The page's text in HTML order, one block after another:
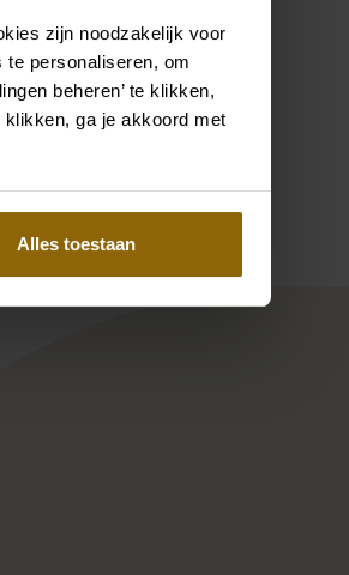
zijn noodzakelijk voor
personaliseren, om
beheren’ te klikken,
klikken, ga je akkoord met
Alles toestaan
Hortense
Pinterest
Adriana Alier Holly